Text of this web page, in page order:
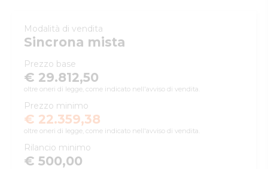
Modalità di vendita
Sincrona mista
Prezzo base
€ 29.812,50
oltre oneri di legge, come indicato nell'avviso di vendita.
Prezzo minimo
€ 22.359,38
oltre oneri di legge, come indicato nell'avviso di vendita.
Rilancio minimo
€ 500,00